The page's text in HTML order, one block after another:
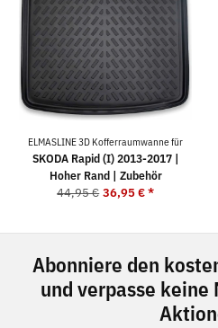
ELMASLINE 3D Kofferraumwanne für
SKODA Rapid (I) 2013-2017 |
Hoher Rand | Zubehör
44,95 € 36,95 €*
Abonniere den
und verpasse